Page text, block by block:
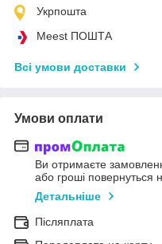
Укрпошта
Meest ПОШТА
Всі умови доставки
Умови оплати
Ви отримаєте
або гроші повернуться
Детальніше
Післяплата